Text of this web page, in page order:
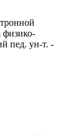
физико-
пед. ун-т. -